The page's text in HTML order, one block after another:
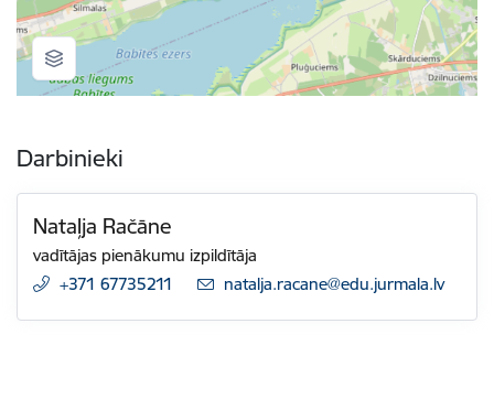
Darbinieki
Nataļja Račāne
vadītājas pienākumu izpildītāja
+371 67735211
E-pasts:
natalja.racane@edu.jurmala.lv